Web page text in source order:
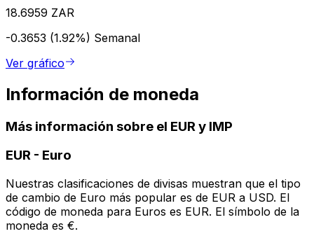
18.6959 ZAR
-0.3653 (1.92%) Semanal
Ver gráfico
Información de moneda
Más información sobre el EUR y IMP
EUR - Euro
Nuestras clasificaciones de divisas muestran que el tipo
de cambio de Euro más popular es de EUR a USD. El
código de moneda para Euros es EUR. El símbolo de la
moneda es €.